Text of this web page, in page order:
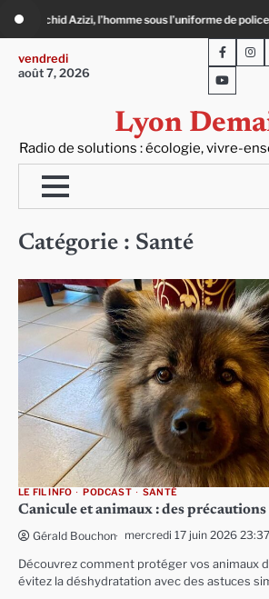
content
peut-il encore lutter ? Précarité, canicule,
vendredi
août 7, 2026
Lyon
Radio de solutions : écologie, vivre-
Youtube
Catégorie : Santé
LE FIL INFO PODCAST SANTÉ
Canicule et animaux : des
Gérald Bouchon mercredi 17 juin 2026 23:37
Découvrez comment protéger vos animaux
évitez la déshydratation avec des astuces